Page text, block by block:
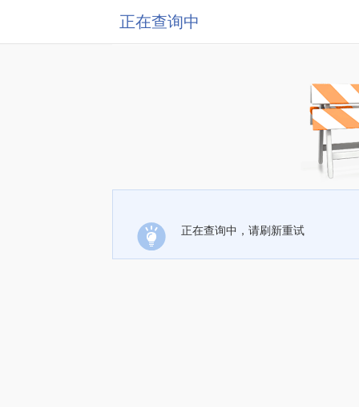
正在查询中
正在查询中，请刷新重试